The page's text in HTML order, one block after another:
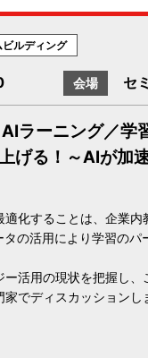
ビルディング
会場 セ
ラーニング／学
げる！～AIが加
化することは、企業内
の活用により学習の
活用の現状を把握し
でディスカッションし